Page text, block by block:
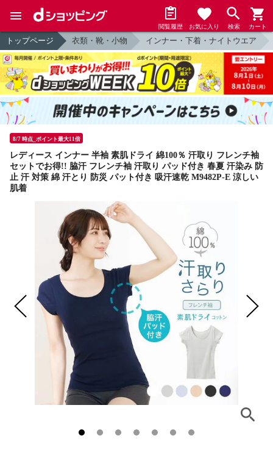
閲覧履歴 お気に入り 検索 カート
トップページ 衣類・靴・小物 インナー・下着・ナイトウエア
8/7 時点_ポイント最大11倍
レディース インナー 半袖 素肌ドライ 綿100％ 汗取り フレンチ袖
セットでお得!! 脇汗 フレンチ袖 汗取り パッド付き 春夏 汗染み 防
止 汗 対策 綿 汗とり 防災 パット付き 吸汗速乾 M9482P-E 涼しい
肌着